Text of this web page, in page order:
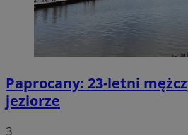
Paprocany: 23-letni
jeziorze
3